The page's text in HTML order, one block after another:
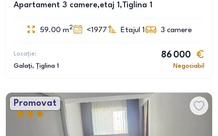
Apartament 3 camere,etaj 1,Tiglina 1
59.00 m2 <1977 Etajul 1 3 camere
Locație:
Galați, Țiglina 1
86 000
Negociabil
Promovat